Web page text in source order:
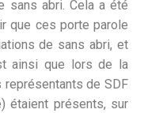
sans abri. Cela a été
que ces porte parole
de sans abri, et
ainsi que lors de la
représentants de SDF
étaient présents, sur